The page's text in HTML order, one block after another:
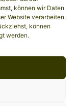
können wir Daten
Website verarbeiten.
können
werden.
Hof- und
um
unserer